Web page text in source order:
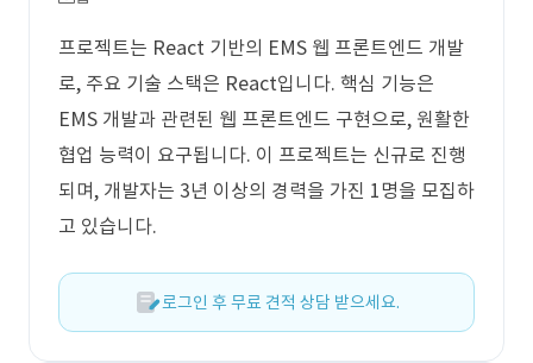
프로젝트는 React 기반의 EMS 웹 프론트엔드 개발
로, 주요 기술 스택은 React입니다. 핵심 기능은
EMS 개발과 관련된 웹 프론트엔드 구현으로, 원활한
협업 능력이 요구됩니다. 이 프로젝트는 신규로 진행
되며, 개발자는 3년 이상의 경력을 가진 1명을 모집하
고 있습니다.
로그인 후 무료 견적 상담 받으세요.